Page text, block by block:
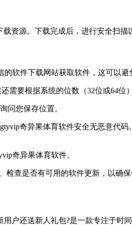
资源。下载完成后，进行安全扫描
软件下载网站获取软件，这可以避
需要根据系统的位数（32位或64位
问您保存位置。
奇异果体育软件安全无恶意代
奇异果体育软件。
查是否有可用的软件更新，以确
用户还送新人礼包?是一款专注于